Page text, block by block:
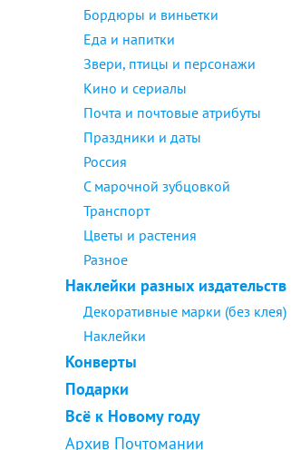
Бордюры и виньетки
Еда и напитки
Звери, птицы и персонажи
Кино и сериалы
Почта и почтовые атрибуты
Праздники и даты
Россия
С марочной зубцовкой
Транспорт
Цветы и растения
Разное
Наклейки разных издательств
Декоративные марки (без клея)
Наклейки
Конверты
Подарки
Всё к Новому году
Архив Почтомании